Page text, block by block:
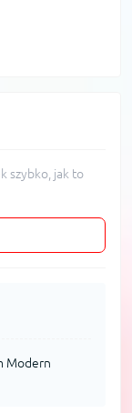
szybko, jak to
Modern